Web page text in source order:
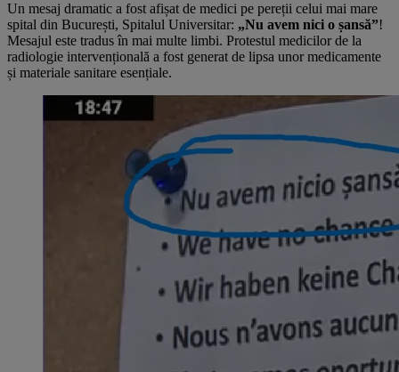
Un mesaj dramatic a fost afișat de medici pe pereții celui mai mare
spital din București, Spitalul Universitar: „Nu avem nici o șansă”!
Mesajul este tradus în mai multe limbi. Protestul medicilor de la
radiologie intervențională a fost generat de lipsa unor medicamente
și materiale sanitare esențiale.